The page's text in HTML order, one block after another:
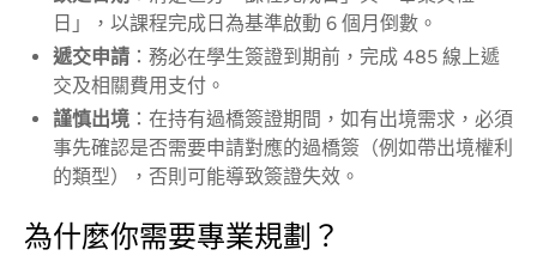
日」，以課程完成日為基準啟動 6 個月倒數。
遞交申請 ：務必在學生簽證到期前，完成 485 線上遞
交及相關費用支付。
謹慎出境 ：在持有過橋簽證期間，如有出境需求，必須
事先確認是否需要申請對應的過橋簽（例如帶出境權利
的類型），否則可能導致簽證失效。
為什麼你需要專業規劃？